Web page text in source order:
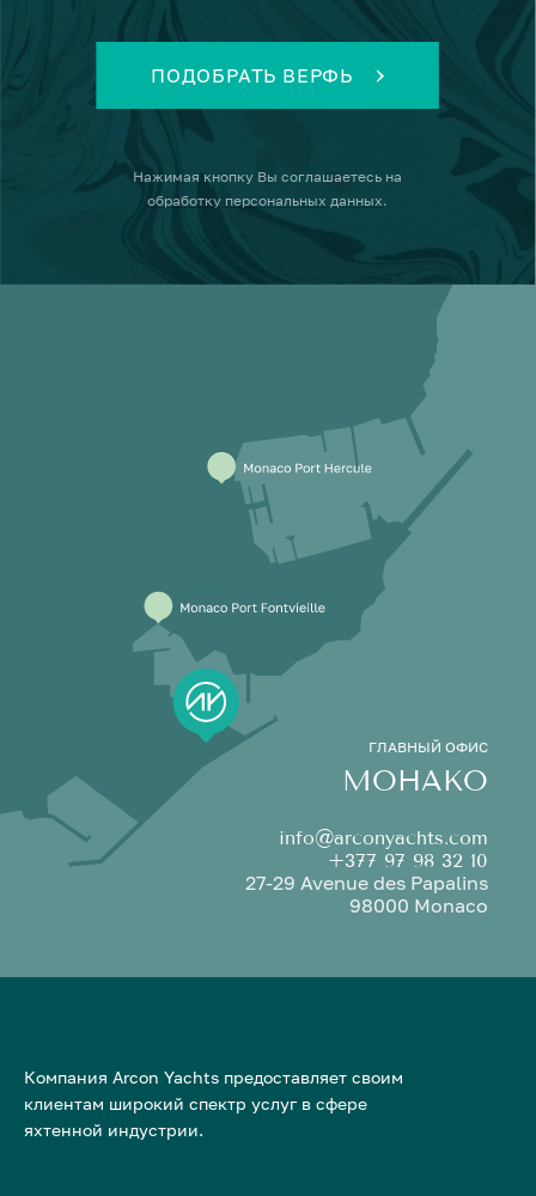
ПОДОБРАТЬ ВЕРФЬ
Нажимая кнопку Вы соглашаетесь на
обработку персональных данных.
ГЛАВНЫЙ ОФИС
МОНАКО
info@arconyachts.com
+377 97 98 32 10
27-29 Avenue des Papalins
98000 Monaco
Компания Arcon Yachts предоставляет своим
клиентам широкий спектр услуг в сфере
яхтенной индустрии.